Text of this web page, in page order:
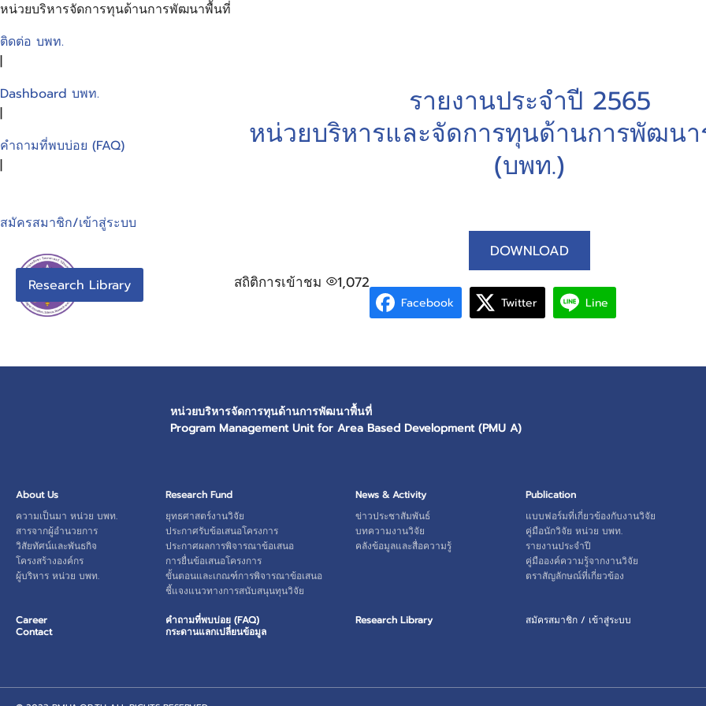
หน่วยบริหารจัดการทุนด้านการพัฒนาพื้นที่
ติดต่อ บพท.
|
Dashboard บพท.
|
คำถามที่พบบ่อย (FAQ)
|
สมัครสมาชิก/เข้าสู่ระบบ
Research Library
รายงานประจำปี 2565
หน่วยบริหารและจัดการทุนด้านการพัฒน
(บพท.)
DOWNLOAD
สถิติการเข้าชม
1,072
Facebook Twitter Line
หน่วยบริหารจัดการทุนด้านการพัฒนาพื้นที่
Program Management Unit for Area Based Development (PMU A)
About Us
ความเป็นมา หน่วย บพท.
สารจากผู้อำนวยการ
วิสัยทัศน์และพันธกิจ
โครงสร้างองค์กร
ผู้บริหาร หน่วย บพท.
Research Fund
ยุทธศาสตร์งานวิจัย
ประกาศรับข้อเสนอโครงการ
ประกาศผลการพิจารณาข้อเสนอ
การยื่นข้อเสนอโครงการ
ขั้นตอนและเกณฑ์การพิจารณาข้อเสนอ
ชี้แจงแนวทางการสนับสนุนทุนวิจัย
News & Activity
ข่าวประชาสัมพันธ์
บทความงานวิจัย
คลังข้อมูลและสื่อความรู้
Publication
แบบฟอร์มที่เกี่ยวข้องกับงานวิจัย
คู่มือนักวิจัย หน่วย บพท.
รายงานประจำปี
คู่มือองค์ความรู้จากงานวิจัย
ตราสัญลักษณ์ที่เกี่ยวข้อง
Career
Contact
คำถามที่พบบ่อย (FAQ)
กระดานแลกเปลี่ยนข้อมูล
Research Library สมัครสมาชิก / เข้าสู่ระบบ